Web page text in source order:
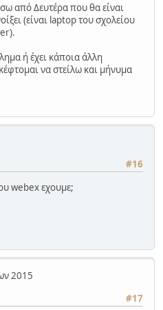
από Δευτέρα που θα είναι
(είναι laptop του σχολείου
ή έχει κάποια άλλη
να στείλω και μήνυμα
#16
webex εχουμε;
2015
#17